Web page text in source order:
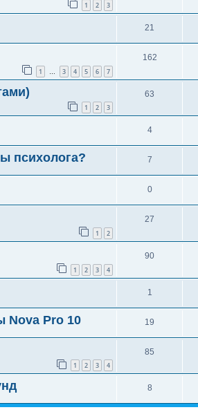
1 2 3
21
1 … 3 4 5 6 7
162
1 2 3
63
4
психолога? 7
0
1 2
27
1 2 3 4
90
1
Pro 10 19
1 2 3 4
85
8